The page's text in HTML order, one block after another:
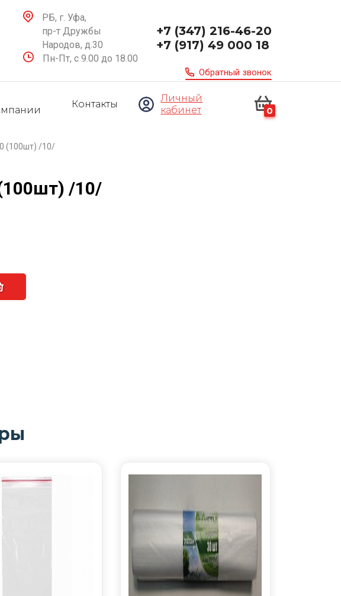
РБ, г. Уфа,
пр-т Дружбы
Народов, д.30
Пн-Пт, с 9.00 до 18.00
+7 (347) 216-46-20
+7 (917) 49 000 18
Обратный звонок
Контакты
Личный
кабинет
0
(100шт) /10/
/10/